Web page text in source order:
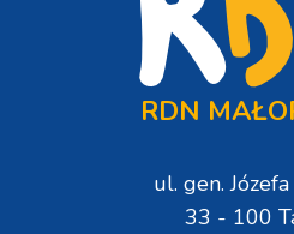
RDN
ul. gen.
33 - 100